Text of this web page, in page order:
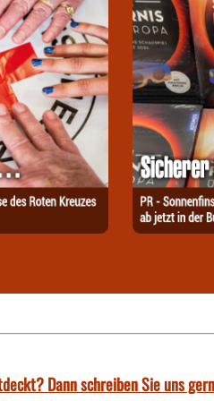
Dann schreiben Sie uns